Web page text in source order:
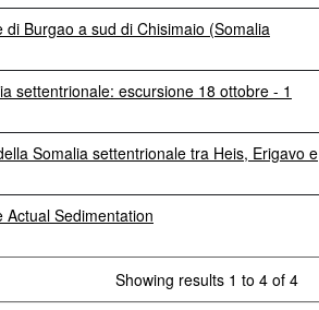
Burgao a sud di Chisimaio (Somalia
settentrionale: escursione 18 ottobre - 1
Somalia settentrionale tra Heis, Erigavo e
Sedimentation
Showing results 1 to 4 of 4